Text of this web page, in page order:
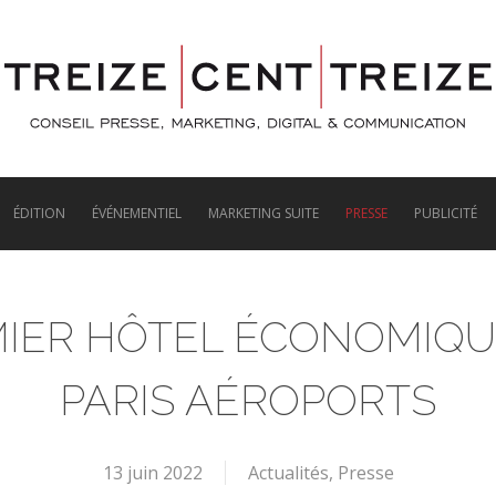
ÉDITION ÉVÉNEMENTIEL MARKETING SUITE PRESSE PUBLICITÉ
HÔTEL
PARIS AÉROPORTS
13 juin 2022 Actualités, Presse